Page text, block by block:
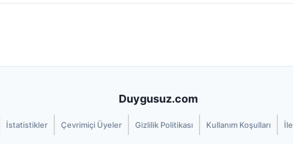
Duygusuz.com
İstatistikler Çevrimiçi Üyeler Gizlilik Politikası Kullanım Koşulları